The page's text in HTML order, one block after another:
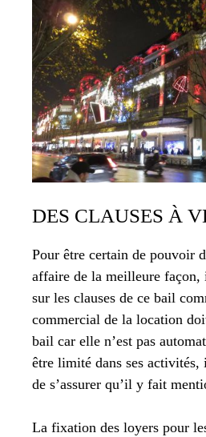
DES CLAUSES À
Pour être certain de pouvoir
affaire de la meilleure façon,
sur les clauses de ce bail
commercial de la location
bail car elle n’est pas
être limité dans ses activités,
de s’assurer qu’il y fait
La fixation des loyers pour